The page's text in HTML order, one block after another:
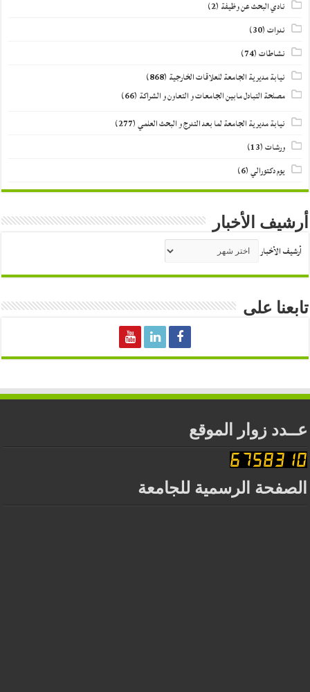
نادي البحث عن وظيفة (2)
ندوات(30)
نشاطات(74)
نيابة مديرية الجامعة للعلاقات الخارجية (868)
مصلحة التبادل مابين الجامعات و التعاون و الشراكة (66)
نيابة مديرية الجامعة لما بعد التدرج و البحث العلمي(277)
ورشات(13)
يوم دكتورالي(6)
أرشيف الأخبار
أرشيف الأخبار
تابعنا على
عــدد زوار الموقع
الصفحة الرسمية للجامعة